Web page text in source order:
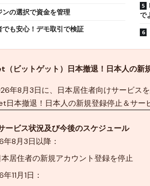
ンの選択で資金を管理
でも安心！デモ取引で検証
で
ビットゲット）日本撤退！日本人の新
年8月3日に、日本居住者向けサービスを
日本撤退！日本人の新規登録停止＆サ
ービス状況及び今後のスケジュール
8月3日以降：
本居住者の新規アカウント登録を停止
11月1日：